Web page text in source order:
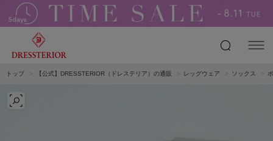
トップ 【公式】DRESSTERIOR（ドレステリア）の通販 レッグウェア ソックス